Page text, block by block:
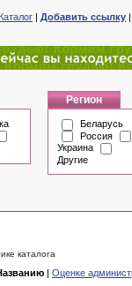
Каталог | Добавить ссылку
Регион
Беларусь
Россия
Украина
Другие
каталога
| Оценке